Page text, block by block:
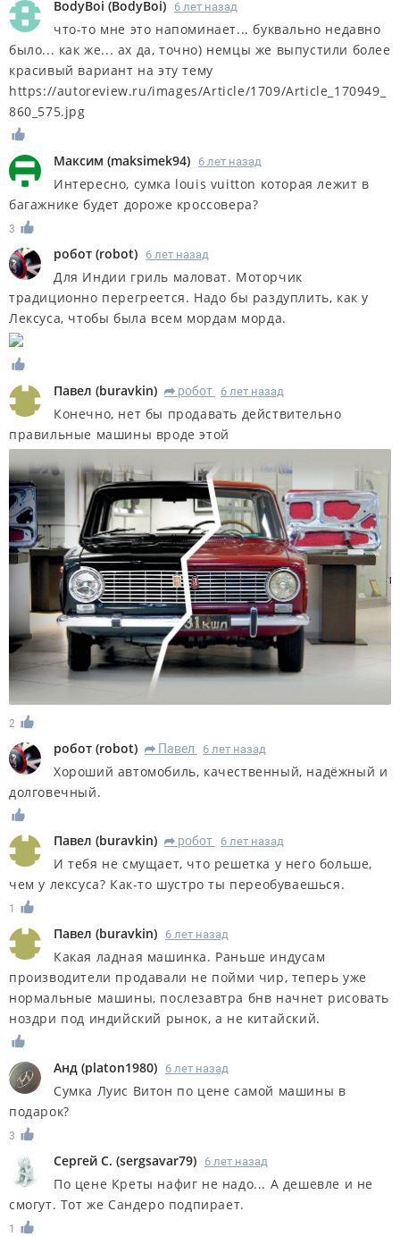
BodyBoi (BodyBoi) 6 лет назад
что-то мне это напоминает... буквально недавно
было... как же... ах да, точно) немцы же выпустили более
красивый вариант на эту тему
https://autoreview.ru/images/Article/1709/Article_170949_
860_575.jpg
Максим (maksimek94) 6 лет назад
Интересно, сумка louis vuitton которая лежит в
багажнике будет дороже кроссовера?
3
робот (robot) 6 лет назад
Для Индии гриль маловат. Моторчик
традиционно перегреется. Надо бы раздуплить, как у
Лексуса, чтобы была всем мордам морда.
Павел (buravkin) R робот 6 лет назад
Конечно, нет бы продавать действительно
правильные машины вроде этой
2
робот (robot) R Павел 6 лет назад
Хороший автомобиль, качественный, надёжный и
долговечный.
Павел (buravkin) R робот 6 лет назад
И тебя не смущает, что решетка у него больше,
чем у лексуса? Как-то шустро ты переобуваешься.
1
Павел (buravkin) 6 лет назад
Какая ладная машинка. Раньше индусам
производители продавали не пойми чир, теперь уже
нормальные машины, послезавтра бнв начнет рисовать
ноздри под индийский рынок, а не китайский.
Анд (platon1980) 6 лет назад
Сумка Луис Витон по цене самой машины в
подарок?
3
Сергей С. (sergsavar79) 6 лет назад
По цене Креты нафиг не надо... А дешевле и не
смогут. Тот же Сандеро подпирает.
1